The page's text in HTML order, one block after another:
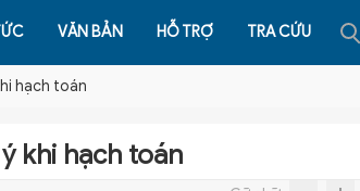
VĂN BẢN HỖ TRỢ TRA CỨU
hạch toán
khi hạch toán